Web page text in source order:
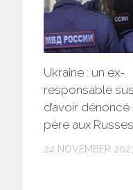
Ukraine : un ex-
responsable
d’avoir dénoncé
père aux
24 NOVEMBER